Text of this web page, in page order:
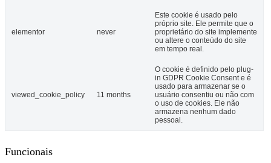
elementor never
Este cookie é usado pelo
próprio site. Ele permite que o
proprietário do site implemente
ou altere o conteúdo do site
em tempo real.
viewed_cookie_policy 11 months
O cookie é definido pelo plug-
in GDPR Cookie Consent e é
usado para armazenar se o
usuário consentiu ou não com
o uso de cookies. Ele não
armazena nenhum dado
pessoal.
Funcionais